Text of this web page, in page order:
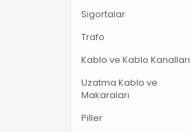
Sigortalar
Trafo
Kablo ve Kablo Kanalları
Uzatma Kablo ve
Makaraları
Piller